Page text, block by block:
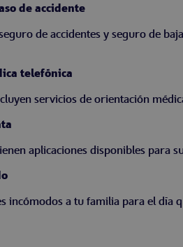
de accidente
de accidentes y seguro de
telefónica
servicios de orientación
aplicaciones disponibles para
incómodos a tu familia para el día